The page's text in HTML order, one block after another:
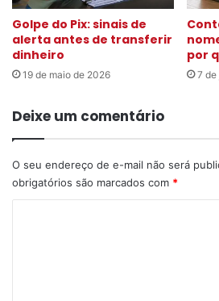
Golpe do Pix: sinais de
alerta antes de transferir
dinheiro
19 de maio de 2026
por
7 de
Deixe um comentário
O seu endereço de e-mail não será
obrigatórios são marcados com *